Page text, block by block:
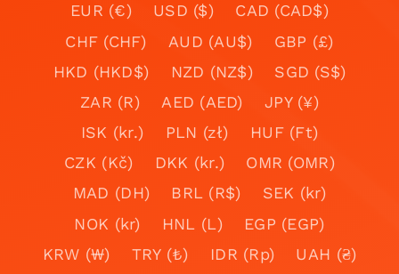
EUR (€) USD ($)
CAD (CAD$)
CHF (CHF)
AUD (AU$)
GBP (£)
HKD (HKD$)
NZD (NZ$)
SGD (S$)
ZAR (R)
AED (AED)
JPY (¥)
ISK (kr.)
PLN (zł)
HUF (Ft)
CZK (Kč)
DKK (kr.)
OMR (OMR)
MAD (DH)
BRL (R$)
SEK (kr)
NOK (kr)
HNL (L)
EGP (EGP)
KRW (₩)
TRY (₺) IDR (Rp)
UAH (₴)